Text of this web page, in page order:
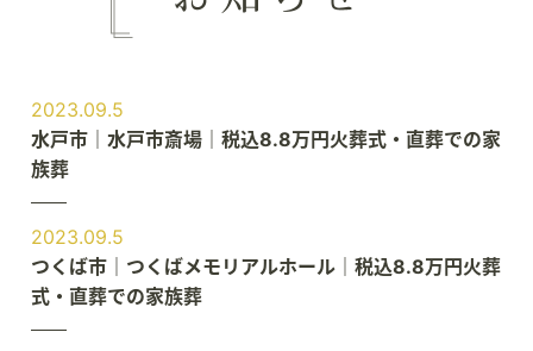
2023.09.5
水戸市｜水戸市斎場｜税込8.8万円火葬式・直葬での家
族葬
2023.09.5
つくば市｜つくばメモリアルホール｜税込8.8万円火葬
式・直葬での家族葬